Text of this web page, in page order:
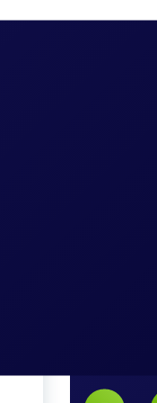
sorun
aldığı
destek